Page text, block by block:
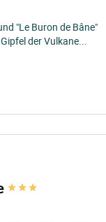
"Le Buron de Bâne"
der Vulkane...